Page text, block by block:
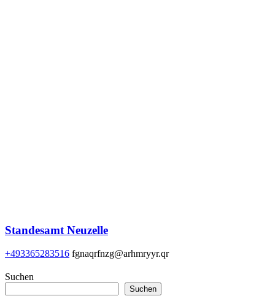
Standesamt Neuzelle
+493365283516 fgnaqrfnzg@arhmryyr.qr
Suchen
Suchen